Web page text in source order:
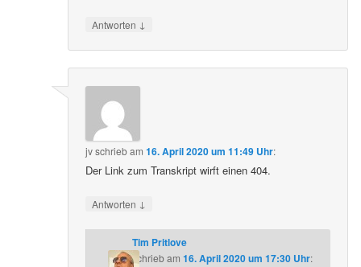
Antworten ↓
jvschriebam16. April 2020 um 11:49 Uhr:
Der Link zum Transkript wirft einen 404.
Antworten ↓
Tim Pritlove
schriebam 16. April 2020 um 17:30 Uhr: